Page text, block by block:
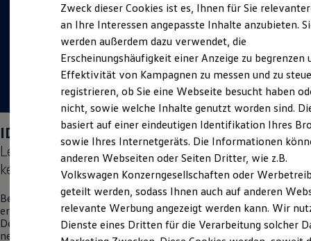
Laden
Laden unterwegs
Laden Zuhause
Ladezeitensimulator
Batterie
Sicherheit
Garantie und Lebensdauer
Nachhaltigkeit
Technologie
Kosten und Kauf
Verbrauchskosten
Kaufoptionen
E-Auto-Förderung
Software und Konnektivität
Die ID. Software 6
ID. Software Versionen und Updates
Digitale Extras
Schnittstellen zu Ihrem ID.
ID. Polo
Days am 04.09.2026:
Lernen Sie den neuen vollelektrischen ID. Polo
kennen.
Besuchen Sie uns am 04. September vor Ort in Worbis und
erleben Sie einen Tag voller Freude, Spaß und Überraschungen.
Denn wir möchten Ihnen auf diesem exklusiven Event den
neuen vollelektrischen
ID. Polo
zum ersten Mal persönlich
Zweck dieser Cookies ist es, Ihnen für Sie
an Ihre Interessen angepasste Inhalte anzubieten.
werden außerdem dazu verwendet, die
Erscheinungshäufigkeit einer Anzeige zu begrenzen
Effektivität von Kampagnen zu messen und zu
registrieren, ob Sie eine Webseite besucht haben
nicht, sowie welche Inhalte genutzt worden sind.
basiert auf einer eindeutigen Identifikation Ihres
sowie Ihres Internetgeräts. Die Informationen
anderen Webseiten oder Seiten Dritter, wie z.B.
Volkswagen Konzerngesellschaften oder
geteilt werden, sodass Ihnen auch auf anderen
relevante Werbung angezeigt werden kann. Wir
Dienste eines Dritten für die Verarbeitung solcher